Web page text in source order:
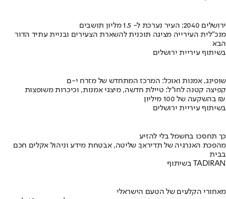
ירושלים 2040: העיר נערכת ל- 1.5 מליון תושבים
מנכ"לית העירייה מציגה תוכנית להשארת הצעירים ובניית עתיד הדור
הבא
בשיתוף עיריית ירושלים
שופינג, אמנות ואוכל: המרכז המתחדש של מזרח י-ם
קפיצה קטנה לחו"ל: טיילת חדשה, מיצגי אמנות, וכיכרות משופצות
בהשקעה של 100 מיליון ₪
בשיתוף עיריית ירושלים
כך תחסכו בחשמל בלי להזיע
מהפכת האנרגיה של תדיראן: שליטה, אבטחת מידע וניהול אקלים חכם
בבית
בשיתוף TADIRAN
מאחורי הקלעים של הטעם הישראלי